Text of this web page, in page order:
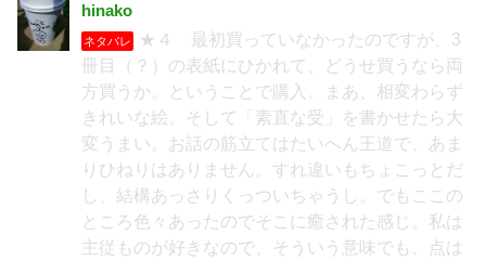
hinako
ネタバレ
★４ 最初買っていなかったのですが、3
冊目（？）の表紙にひかれて、どうせ買うなら両
方買うか。ということで購入。まあ、相変わらず
きれいな絵。そして「素直な受」を書かせたら大
変うまい。お話の筋立てはたいへん王道で、あま
りひねりはありません。すれ違いもちょこっとだ
し、結構あっさりくっついちゃうし。でもここの
ところ色々あったのでそこに癒された感じ。私は
主従ものが好きなので、そういう意味でも、点は